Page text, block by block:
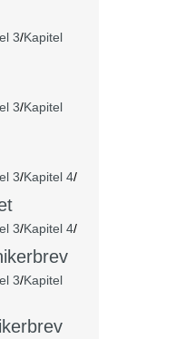
3/Kapitel
3/Kapitel
3/Kapitel 4/
3/Kapitel 4/
3/Kapitel